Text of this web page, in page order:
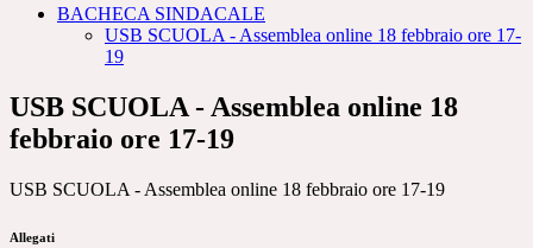
BACHECA SINDACALE
USB SCUOLA - Assemblea online 18 febbraio ore 17-
19
USB SCUOLA - Assemblea online 18
febbraio ore 17-19
USB SCUOLA - Assemblea online 18 febbraio ore 17-19
Allegati